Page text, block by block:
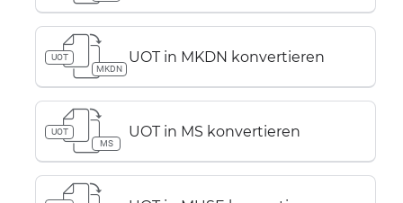
UOT
MKDN
UOT in MKDN konvertieren
UOT
MS
UOT in MS konvertieren